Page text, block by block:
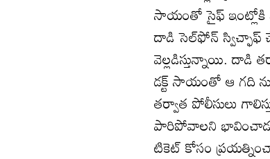
సాయంతో సైఫ్‌ ఇంట్లోకి
దాడి సెల్‌ఫోన్‌ స్విచ్ఫాఫ్‌
వెల్లడిస్తున్నాయి.
డక్ట్‌ సాయంతో ఆ గది
తర్వాత పోలీసులు
పారిపోవాలని భావించాడు.
టికెట్‌ కోసం